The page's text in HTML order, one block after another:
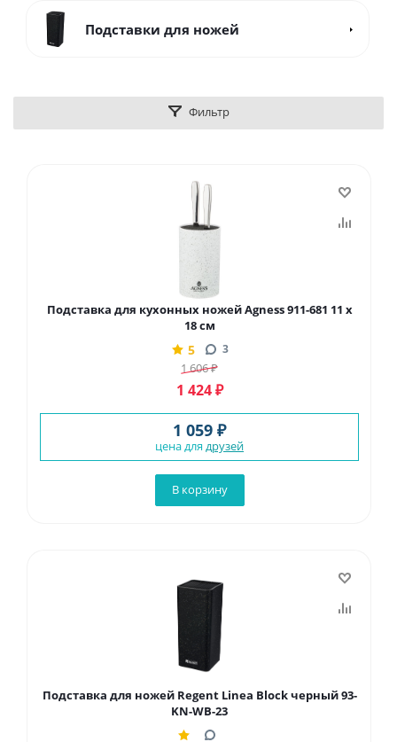
Подставки для ножей
Фильтр
Подставка для кухонных ножей Agness 911-681 11 х
18 см
5 3
1 606₽
1 424₽
1 059 ₽
цена для друзей
В корзину
Подставка для ножей Regent Linea Block черный 93-
KN-WB-23